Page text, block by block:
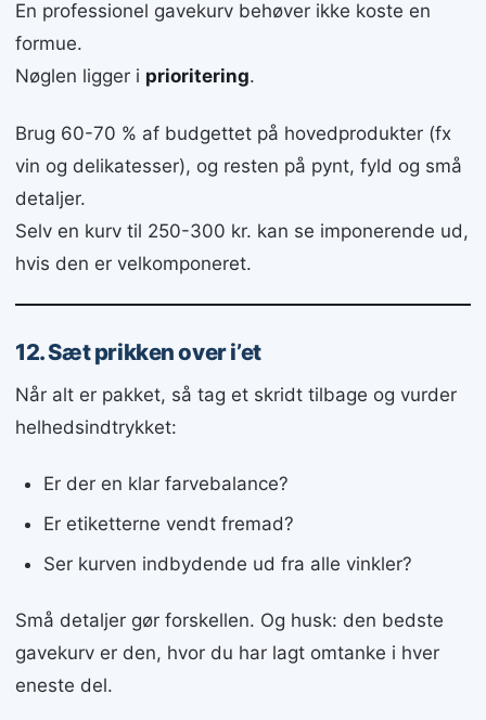
En professionel gavekurv behøver ikke koste en
formue.
Nøglen ligger i prioritering.
Brug 60-70 % af budgettet på hovedprodukter (fx
vin og delikatesser), og resten på pynt, fyld og små
detaljer.
Selv en kurv til 250-300 kr. kan se imponerende ud,
hvis den er velkomponeret.
12. Sæt prikken over i’et
Når alt er pakket, så tag et skridt tilbage og vurder
helhedsindtrykket:
Er der en klar farvebalance?
Er etiketterne vendt fremad?
Ser kurven indbydende ud fra alle vinkler?
Små detaljer gør forskellen. Og husk: den bedste
gavekurv er den, hvor du har lagt omtanke i hver
eneste del.